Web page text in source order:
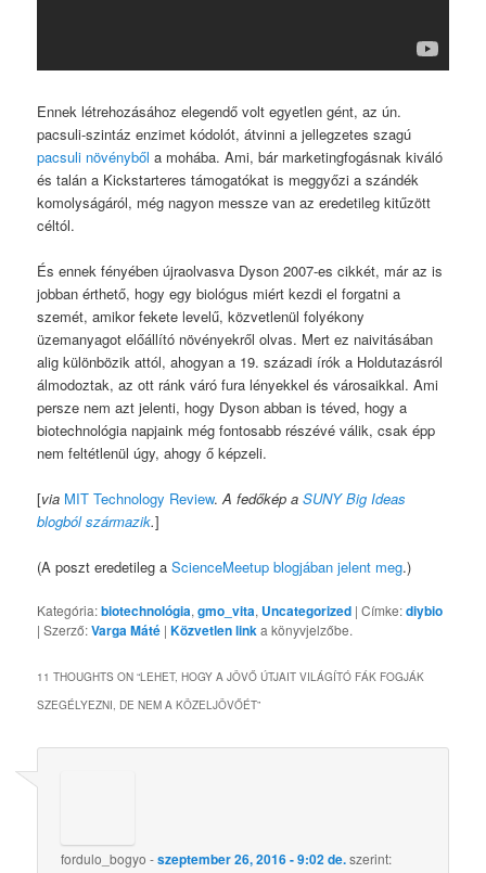
Ennek létrehozásához elegendő volt egyetlen gént, az ún.
pacsuli-szintáz enzimet kódolót, átvinni a jellegzetes szagú
pacsuli növényből a mohába. Ami, bár marketingfogásnak kiváló
és talán a Kickstarteres támogatókat is meggyőzi a szándék
komolyságáról, még nagyon messze van az eredetileg kitűzött
céltól.
És ennek fényében újraolvasva Dyson 2007-es cikkét, már az is
jobban érthető, hogy egy biológus miért kezdi el forgatni a
szemét, amikor fekete levelű, közvetlenül folyékony
üzemanyagot előállító növényekről olvas. Mert ez naivitásában
alig különbözik attól, ahogyan a 19. századi írók a Holdutazásról
álmodoztak, az ott ránk váró fura lényekkel és városaikkal. Ami
persze nem azt jelenti, hogy Dyson abban is téved, hogy a
biotechnológia napjaink még fontosabb részévé válik, csak épp
nem feltétlenül úgy, ahogy ő képzeli.
[via MIT Technology Review.A fedőkép aSUNY Big Ideas
blogból származik.]
(A poszt eredetileg aScienceMeetup blogjában jelent meg.)
Kategória:biotechnológia,gmo_vita, Uncategorized | Címke:diybio
| Szerző:Varga Máté |Közvetlen linka könyvjelzőbe.
11 THOUGHTS ON “LEHET, HOGY A JÖVŐ ÚTJAIT VILÁGÍTÓ FÁK FOGJÁK
SZEGÉLYEZNI, DE NEM A KÖZELJÖVŐÉT”
fordulo_bogyo -szeptember 26, 2016 - 9:02 de.szerint: